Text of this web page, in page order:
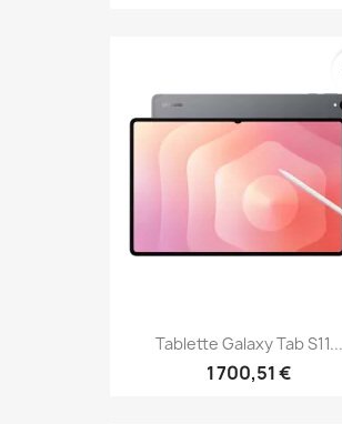
Tablette Galaxy Tab S11...
1 700,51 €